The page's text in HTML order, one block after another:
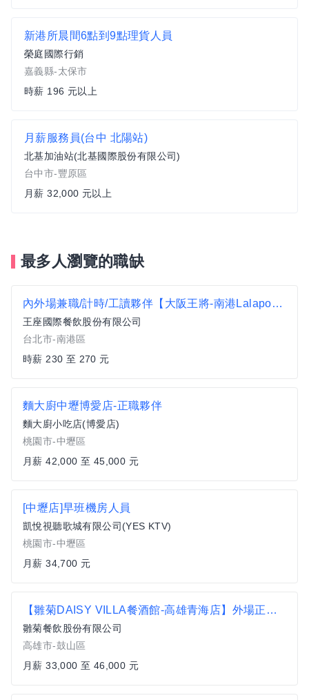
新港所晨間6點到9點理貨人員
榮庭國際行銷
嘉義縣-太保市
時薪 196 元以上
月薪服務員(台中 北陽站)
北基加油站(北基國際股份有限公司)
台中市-豐原區
月薪 32,000 元以上
最多人瀏覽的職缺
內外場兼職/計時/工讀夥伴【大阪王將-南港Lalaport店】時薪230-270、加碼假日津貼可達時薪242-282
王座國際餐飲股份有限公司
台北市-南港區
時薪 230 至 270 元
麵大廚中壢博愛店-正職夥伴
麵大廚小吃店(博愛店)
桃園市-中壢區
月薪 42,000 至 45,000 元
[中壢店]早班機房人員
凱悅視聽歌城有限公司(YES KTV)
桃園市-中壢區
月薪 34,700 元
【雛菊DAISY VILLA餐酒館-高雄青海店】外場正職人員
雛菊餐飲股份有限公司
高雄市-鼓山區
月薪 33,000 至 46,000 元